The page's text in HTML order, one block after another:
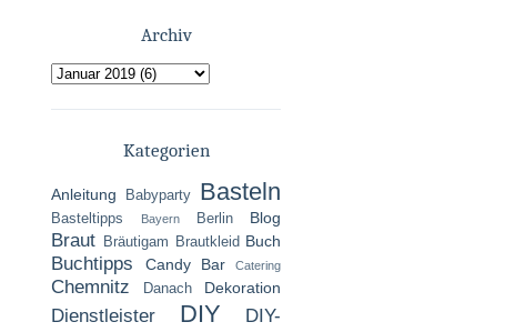
Archiv
Kategorien
Anleitung Babyparty Basteln
Basteltipps Bayern Berlin Blog
Braut Bräutigam Brautkleid Buch
Buchtipps Candy Bar Catering
Chemnitz Danach Dekoration
Dienstleister DIY
DIY-